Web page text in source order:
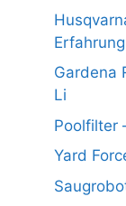
Gardena
Li
Poolfilter
Yard